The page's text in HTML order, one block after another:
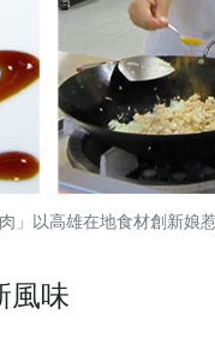
」以高雄在地食材創新娘
風味